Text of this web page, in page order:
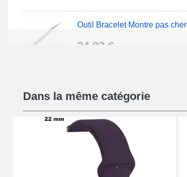
Outil Bracelet Montre pas cher
34,92 €
16,90 €
Pied à Coulisse Numérique
9,90 €
Dans la même catégorie